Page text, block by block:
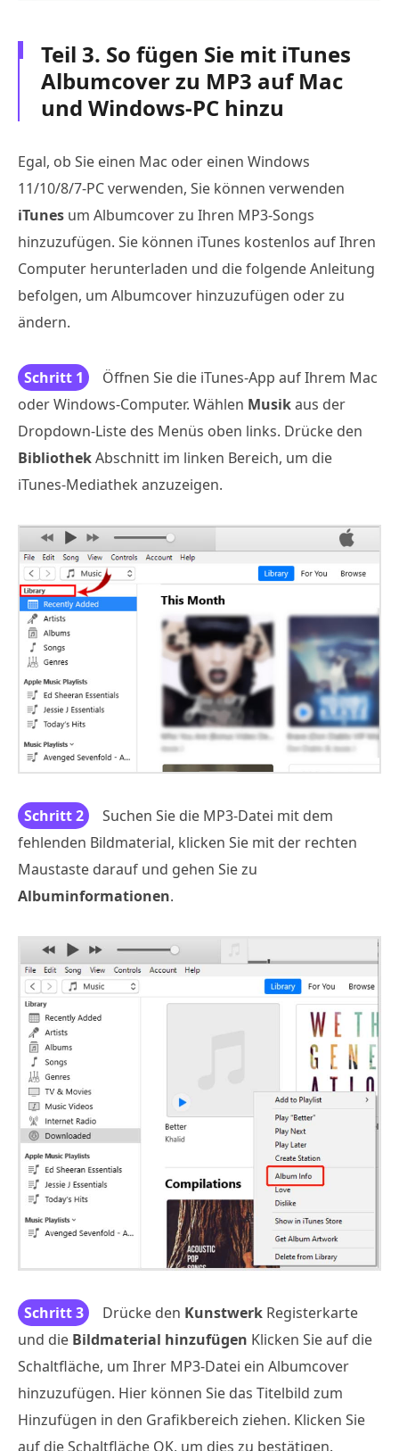
Teil 3. So fügen Sie mit iTunes
Albumcover zu MP3 auf Mac
und Windows-PC hinzu
Egal, ob Sie einen Mac oder einen Windows
11/10/8/7-PC verwenden, Sie können verwenden
iTunes um Albumcover zu Ihren MP3-Songs
hinzuzufügen. Sie können iTunes kostenlos auf Ihren
Computer herunterladen und die folgende Anleitung
befolgen, um Albumcover hinzuzufügen oder zu
ändern.
Schritt 1
Öffnen Sie die iTunes-App auf Ihrem Mac
oder Windows-Computer. Wählen Musikaus der
Dropdown-Liste des Menüs oben links. Drücke den
BibliothekAbschnitt im linken Bereich, um die
iTunes-Mediathek anzuzeigen.
Schritt 2
Suchen Sie die MP3-Datei mit dem
fehlenden Bildmaterial, klicken Sie mit der rechten
Maustaste darauf und gehen Sie zu
Albuminformationen.
Schritt 3 Drücke den Kunstwerk Registerkarte
und die Bildmaterial hinzufügen Klicken Sie auf die
Schaltfläche, um Ihrer MP3-Datei ein Albumcover
hinzuzufügen. Hier können Sie das Titelbild zum
Hinzufügen in den Grafikbereich ziehen. Klicken Sie
auf die Schaltfläche OK, um dies zu bestätigen.